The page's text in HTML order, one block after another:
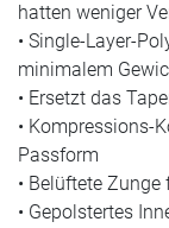
hatten weniger
• Single-Layer-
minimalem
• Ersetzt das
• Kompressions-
Passform
• Belüftete
• Gepolstertes